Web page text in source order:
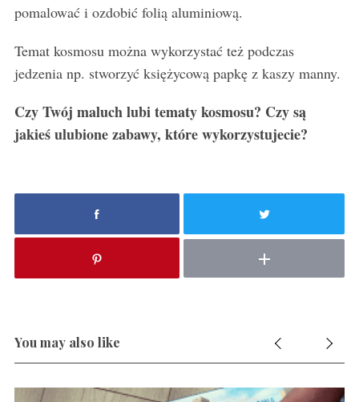
pomalować i ozdobić folią aluminiową.
Temat kosmosu można wykorzystać też podczas
jedzenia np. stworzyć księżycową papkę z kaszy manny.
Czy Twój maluch lubi tematy kosmosu? Czy są
jakieś ulubione zabawy, które wykorzystujecie?
You may also like